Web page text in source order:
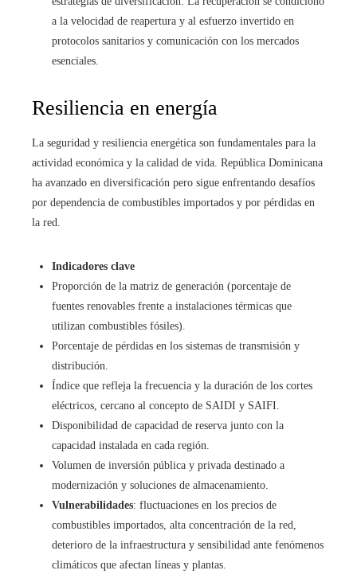
a la velocidad de reapertura y al esfuerzo invertido en
protocolos sanitarios y comunicación con los mercados
esenciales.
Resiliencia en energía
La seguridad y resiliencia energética son fundamentales para la
actividad económica y la calidad de vida. República Dominicana
ha avanzado en diversificación pero sigue enfrentando desafíos
por dependencia de combustibles importados y por pérdidas en
la red.
Indicadores clave
Proporción de la matriz de generación (porcentaje de
fuentes renovables frente a instalaciones térmicas que
utilizan combustibles fósiles).
Porcentaje de pérdidas en los sistemas de transmisión y
distribución.
Índice que refleja la frecuencia y la duración de los cortes
eléctricos, cercano al concepto de SAIDI y SAIFI.
Disponibilidad de capacidad de reserva junto con la
capacidad instalada en cada región.
Volumen de inversión pública y privada destinado a
modernización y soluciones de almacenamiento.
Vulnerabilidades: fluctuaciones en los precios de
combustibles importados, alta concentración de la red,
deterioro de la infraestructura y sensibilidad ante fenómenos
climáticos que afectan líneas y plantas.